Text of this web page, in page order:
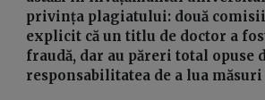
privința plagiatului: două
explicit că un titlu de doctor a
fraudă, dar au păreri total opuse
responsabilitatea de a lua